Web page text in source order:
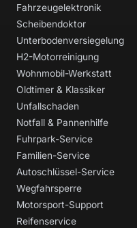
Fahrzeugelektronik
Scheibendoktor
Unterbodenversiegelung
H2-Motorreinigung
Wohnmobil-Werkstatt
Oldtimer & Klassiker
Unfallschaden
Notfall & Pannenhilfe
Fuhrpark-Service
Familien-Service
Autoschlüssel-Service
Wegfahrsperre
Motorsport-Support
Reifenservice